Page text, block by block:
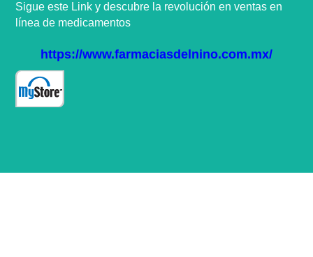
Sigue este Link y descubre la revolución en ventas en
línea de medicamentos
https://www.farmaciasdelnino.com.mx/